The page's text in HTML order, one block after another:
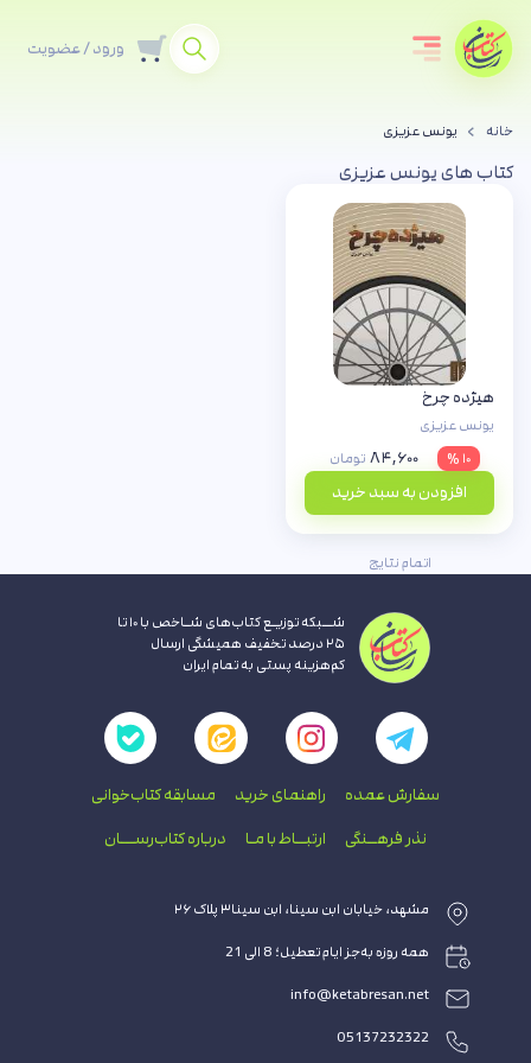
ورود / عضویت
خانه یونس عزیزی
کتاب های یونس عزیزی
هیژده چرخ
یونس عزیزی
۱۰ %
۸۴,۶۰۰ تومان
افزودن به سبد خرید
اتمام نتایج
شــبکه توزیـع کتاب‌های شـاخص با ۱۰ تا
۲۵ درصد تخفیف همیشگی ارسال
کم‌هزینه پستی به تمام ایران
سفارش عمده راهنمای‌ خرید مسابقه کتاب‌خوانی
نذر فرهــنگی ارتبــاط با‌ مـا درباره کتاب‌رســـان
مشهد، خیابان ابن سینا، ابن سینا۳ پلاک ۲۶
همه روزه به‌جز ایام تعطیل؛ 8 الی 21
info@ketabresan.net
05137232322